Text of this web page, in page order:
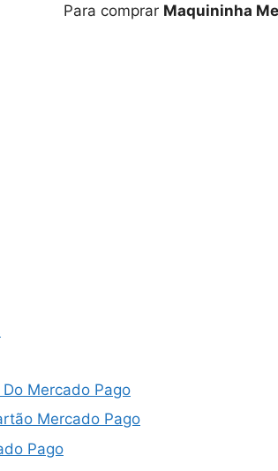
Para comprar Maquininha
Mercado Pago
Mercado Pago
Pago